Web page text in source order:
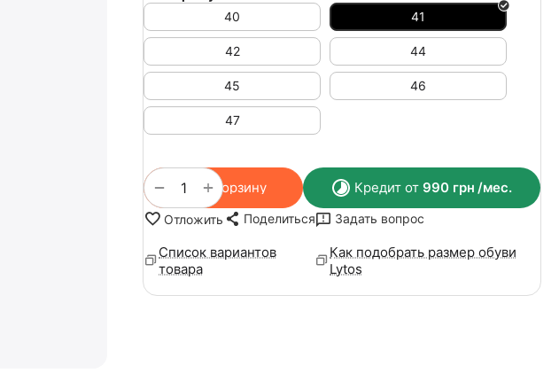
40
41
42 44
45 46
47
+
− В корзину Кредит от 990грн /мес.
Отложить Поделиться Задать вопрос
Список вариантов
товара
Как подобрать размер обуви
Lytos